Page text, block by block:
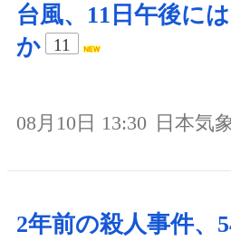
台風、11日午後に
か
11
08月10日 13:30 日本気
2年前の殺人事件、